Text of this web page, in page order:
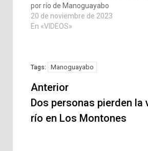
por río de Manoguayabo
20 de noviembre de 2023
En «VIDEOS»
Tags: Manoguayabo
Navegación
de
entradas
Anterior
Dos personas pierden
río en Los Montones